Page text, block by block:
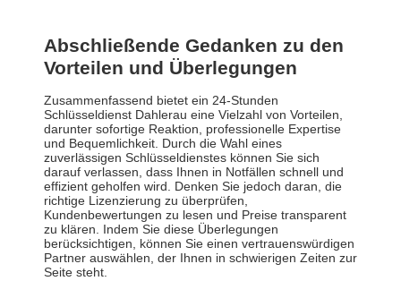
Abschließende Gedanken zu den
Vorteilen und Überlegungen
Zusammenfassend bietet ein 24-Stunden
Schlüsseldienst Dahlerau eine Vielzahl von Vorteilen,
darunter sofortige Reaktion, professionelle Expertise
und Bequemlichkeit. Durch die Wahl eines
zuverlässigen Schlüsseldienstes können Sie sich
darauf verlassen, dass Ihnen in Notfällen schnell und
effizient geholfen wird. Denken Sie jedoch daran, die
richtige Lizenzierung zu überprüfen,
Kundenbewertungen zu lesen und Preise transparent
zu klären. Indem Sie diese Überlegungen
berücksichtigen, können Sie einen vertrauenswürdigen
Partner auswählen, der Ihnen in schwierigen Zeiten zur
Seite steht.